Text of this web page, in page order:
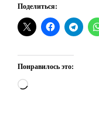
Поделиться:
Понравилось это:
Загрузка…